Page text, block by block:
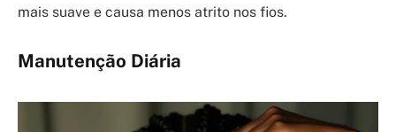
mais suave e causa menos atrito nos fios.
Manutenção Diária